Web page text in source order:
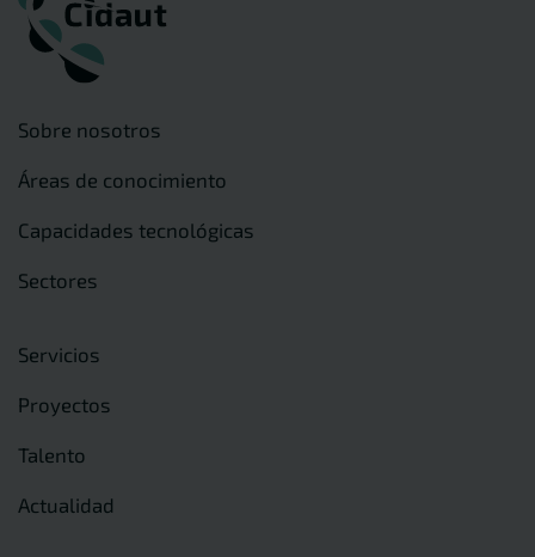
Sobre nosotros
Áreas de conocimiento
Capacidades tecnológicas
Sectores
Servicios
Proyectos
Talento
Actualidad